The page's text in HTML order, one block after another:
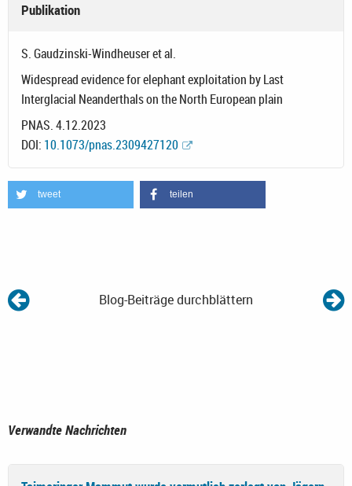
Publikation
S. Gaudzinski-Windheuser et al.
Widespread evidence for elephant exploitation by Last
Interglacial Neanderthals on the North European plain
PNAS. 4.12.2023
DOI: 10.1073/pnas.2309427120
tweet teilen
Blog-Beiträge durchblättern
Verwandte Nachrichten